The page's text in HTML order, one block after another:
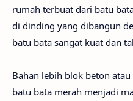
rumah terbuat dari batu
di dinding yang dibangun
batu bata sangat kuat dan
Bahan lebih blok beton
batu bata merah menjadi